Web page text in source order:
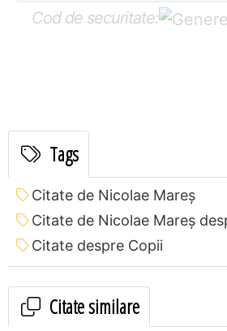
Cod de securitate:
Tags
Citate de Nicolae Mareș
Citate de Nicolae Mareș
Citate despre Copii
Citate similare